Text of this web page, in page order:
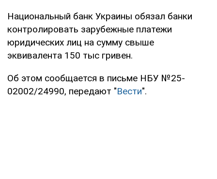
Национальный банк Украины обязал банки
контролировать зарубежные платежи
юридических лиц на сумму свыше
эквивалента 150 тыс гривен.
Об этом сообщается в письме НБУ №25-
02002/24990, передают "Вести".